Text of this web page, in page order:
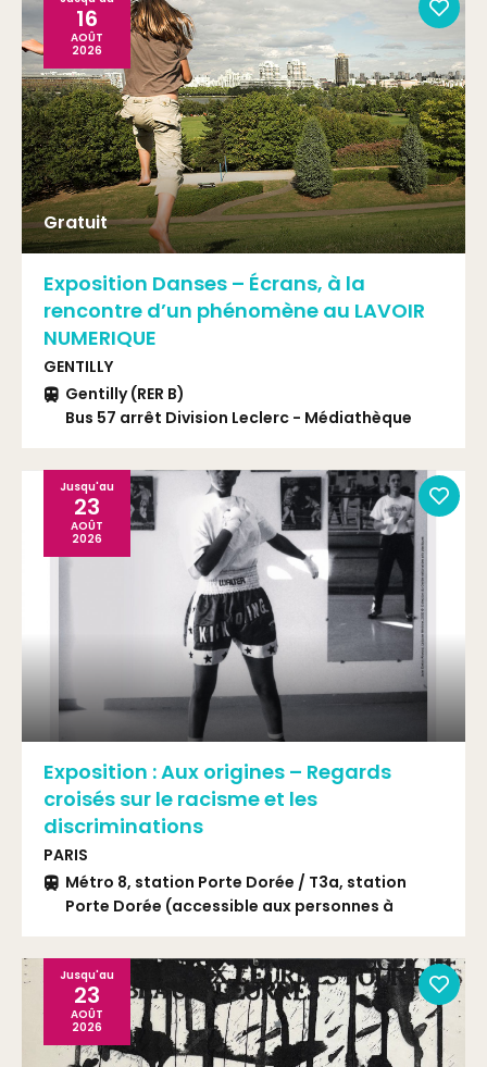
Gratuit
16
AOÛT
2026
Exposition Danses – Écrans, à la
rencontre d’un phénomène au LAVOIR
NUMERIQUE
GENTILLY
Gentilly (RER B)
Bus 57 arrêt Division Leclerc - Médiathèque
Jusqu'au
23
AOÛT
2026
Exposition : Aux origines – Regards
croisés sur le racisme et les
discriminations
PARIS
Métro 8, station Porte Dorée / T3a, station
Porte Dorée (accessible aux personnes à
Dorée / En PAM : à l’angle de la place Édouard
Renard et de la rue Armand Rousseau
Jusqu'au
23
AOÛT
2026